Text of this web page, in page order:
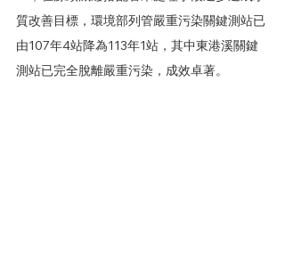
質改善目標，環境部列管嚴重污染關鍵測站已
由107年4站降為113年1站，其中東港溪關鍵
測站已完全脫離嚴重污染，成效卓著。